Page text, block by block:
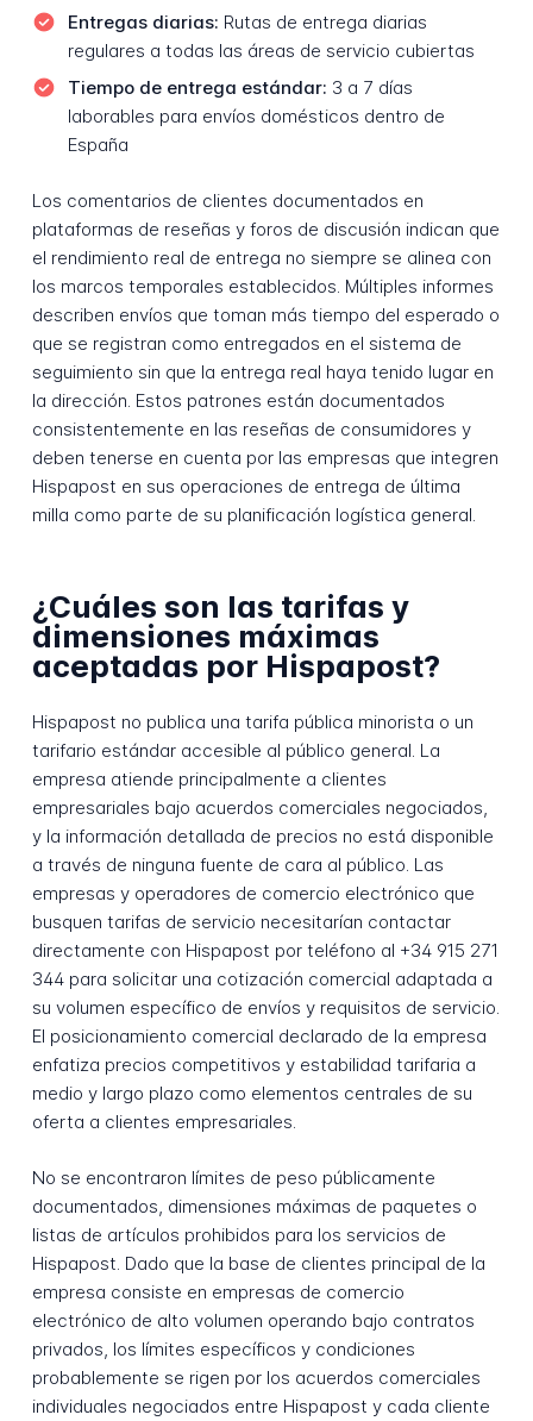
Entregas diarias: Rutas de entrega diarias
regulares a todas las áreas de servicio cubiertas
Tiempo de entrega estándar: 3 a 7 días
laborables para envíos domésticos dentro de
España
Los comentarios de clientes documentados en
plataformas de reseñas y foros de discusión indican que
el rendimiento real de entrega no siempre se alinea con
los marcos temporales establecidos. Múltiples informes
describen envíos que toman más tiempo del esperado o
que se registran como entregados en el sistema de
seguimiento sin que la entrega real haya tenido lugar en
la dirección. Estos patrones están documentados
consistentemente en las reseñas de consumidores y
deben tenerse en cuenta por las empresas que integren
Hispapost en sus operaciones de entrega de última
milla como parte de su planificación logística general.
¿Cuáles son las tarifas y
dimensiones máximas
aceptadas por Hispapost?
Hispapost no publica una tarifa pública minorista o un
tarifario estándar accesible al público general. La
empresa atiende principalmente a clientes
empresariales bajo acuerdos comerciales negociados,
y la información detallada de precios no está disponible
a través de ninguna fuente de cara al público. Las
empresas y operadores de comercio electrónico que
busquen tarifas de servicio necesitarían contactar
directamente con Hispapost por teléfono al +34 915 271
344 para solicitar una cotización comercial adaptada a
su volumen específico de envíos y requisitos de servicio.
El posicionamiento comercial declarado de la empresa
enfatiza precios competitivos y estabilidad tarifaria a
medio y largo plazo como elementos centrales de su
oferta a clientes empresariales.
No se encontraron límites de peso públicamente
documentados, dimensiones máximas de paquetes o
listas de artículos prohibidos para los servicios de
Hispapost. Dado que la base de clientes principal de la
empresa consiste en empresas de comercio
electrónico de alto volumen operando bajo contratos
privados, los límites específicos y condiciones
probablemente se rigen por los acuerdos comerciales
individuales negociados entre Hispapost y cada cliente